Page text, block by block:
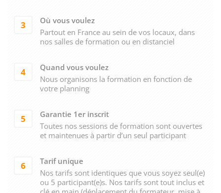
3
Où vous voulez
Partout en France au sein de vos locaux, dans
nos salles de formation ou en distanciel
4
Quand vous voulez
Nous organisons la formation en fonction de
votre planning
5
Garantie 1er inscrit
Toutes nos sessions de formation sont ouvertes
et maintenues à partir d’un seul participant
6
Tarif unique
Nos tarifs sont identiques que vous soyez seul(e)
ou 5 participant(e)s. Nos tarifs sont tout inclus et